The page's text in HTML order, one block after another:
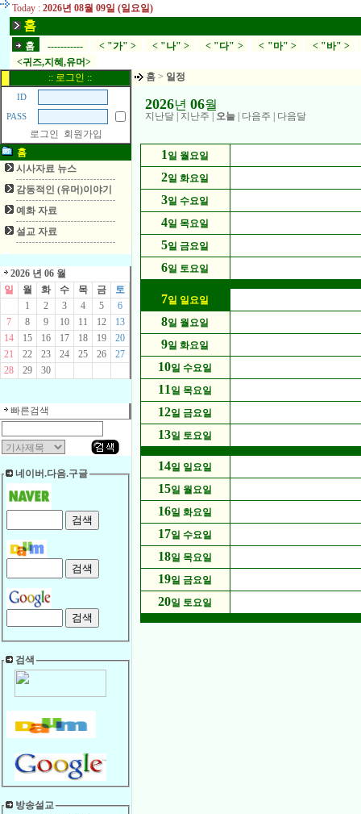
Today : 2026년 08월 09일 (일요일)
홈
홈 ----------- < "가" > < "나" > < "다" > < "마" > < "바" >
<귀즈,지혜,유머>
:: 로그인 ::
ID
PASS
로그인
회원가입
홈
시사자료 뉴스
감동적인 (유머)이야기
예화 자료
설교 자료
2026 년 06 월
일
월 화 수 목 금
토
1
2 3 4 5
6
7
8 9 10 11 12
13
14
15 16 17 18 19
20
21
22 23 24 25 26
27
28
29 30
빠른검색
네이버.다음.구글
검색
방송설교
홈 > 일정
2026년 06월
지난달 지난주 오늘 다음주 다음달
1 일 월요일
2일 화요일
3일 수요일
4일 목요일
5일 금요일
6일 토요일
7일 일요일
8일 월요일
9일 화요일
10일 수요일
11 일 목요일
12일 금요일
13일 토요일
14일 일요일
15일 월요일
16일 화요일
17일 수요일
18일 목요일
19일 금요일
20일 토요일